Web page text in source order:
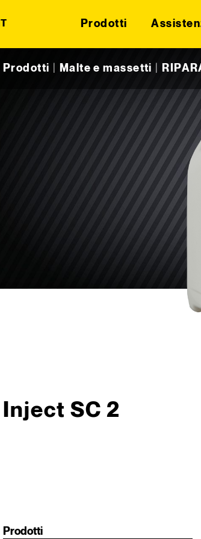
IT Prodotti
Prodotti Malte e massetti
Inject SC 2
Prodotti